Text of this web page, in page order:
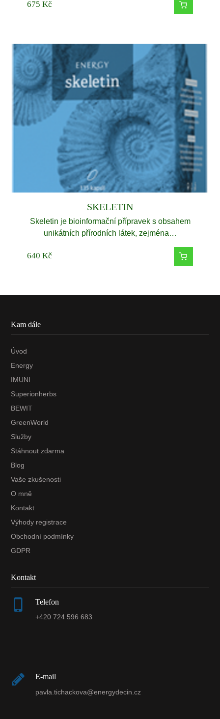
675 Kč
SKELETIN
Skeletin je bioinformační přípravek s obsahem
unikátních přírodních látek, zejména…
640 Kč
Kam dále
Úvod
Energy
IMUNI
Superionherbs
BEWIT
GreenWorld
Služby
Stáhnout zdarma
Blog
Vaše zkušenosti
O mně
Kontakt
Výhody registrace
Obchodní podmínky
GDPR
Kontakt
Telefon
+420 724 596 683
E-mail
pavla.tichackova@energydecin.cz